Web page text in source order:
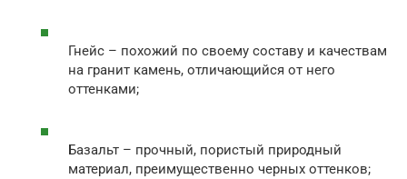
Гнейс – похожий по своему составу и качествам
на гранит камень, отличающийся от него
оттенками;
Базальт – прочный, пористый природный
материал, преимущественно черных оттенков;